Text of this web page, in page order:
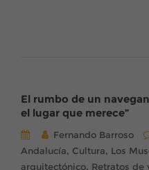
El rumbo de un
el lugar que merece”
Fernando Barroso
Andalucía, Cultura, Los
arquitectónico, Retratos de